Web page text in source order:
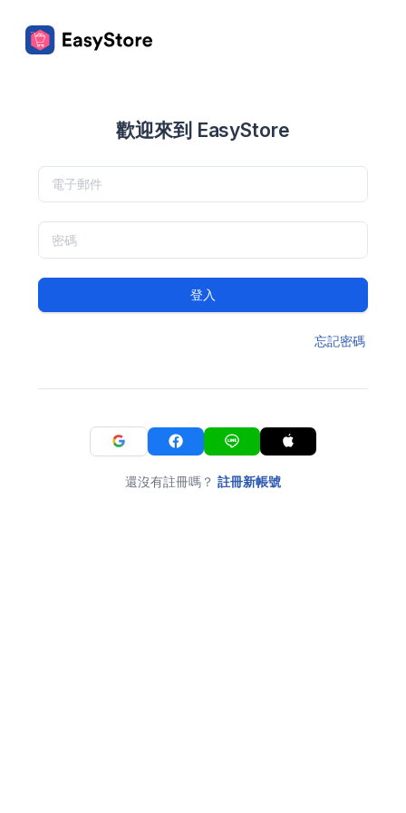
歡迎來到 EasyStore
登入
忘記密碼
還沒有註冊嗎？ 註冊新帳號